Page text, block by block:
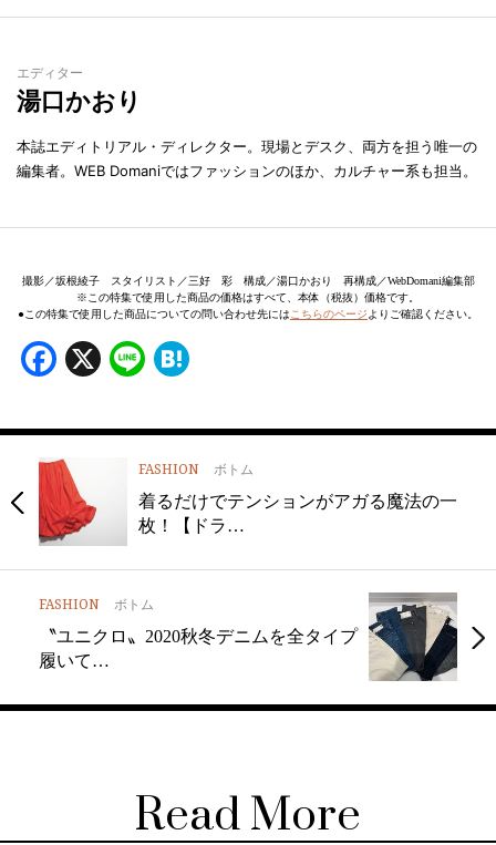
エディター
湯口かおり
本誌エディトリアル・ディレクター。現場とデスク、両方を担う唯一の
編集者。WEB Domaniではファッションのほか、カルチャー系も担当。
撮影／坂根綾子 スタイリスト／三好 彩 構成／湯口かおり 再構成／WebDomani編集部
※この特集で使用した商品の価格はすべて、本体（税抜）価格です。
●この特集で使用した商品についての問い合わせ先には こちらのページ よりご確認ください。
Facebook
X Line
FASHION ボトム
着るだけでテンションがアガる魔法の一
枚！【ドラ…
FASHION ボトム
〝ユニクロ〟2020秋冬デニムを全タイプ
履いて…
Read More